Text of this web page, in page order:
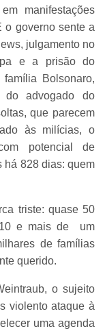
manifestações
o governo sente a
julgamento no
e a prisão do
Bolsonaro,
advogado do
que parecem
às milícias, o
potencial de
há 828 dias: quem
triste: quase 50
10 e mais de um
de famílias
querido.
o sujeito
violento ataque à
uma agenda